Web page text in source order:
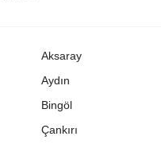
Aksaray
Aydın
Bingöl
Çankırı